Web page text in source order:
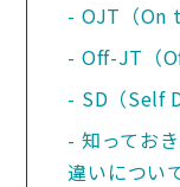
OJT（On
Off-JT（
SD（Self
知ってお
違いについ